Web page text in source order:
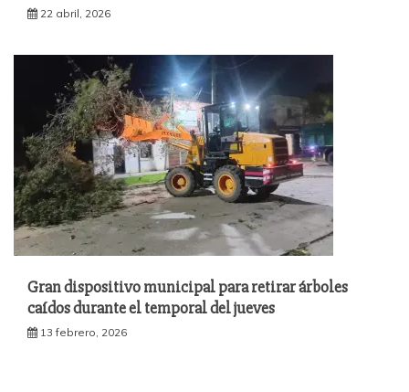
22 abril, 2026
Gran dispositivo municipal para retirar árboles
caídos durante el temporal del jueves
13 febrero, 2026